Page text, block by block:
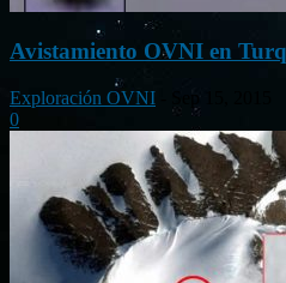
Avistamiento OVNI en
Exploración OVNI
Sep 15, 2015
0